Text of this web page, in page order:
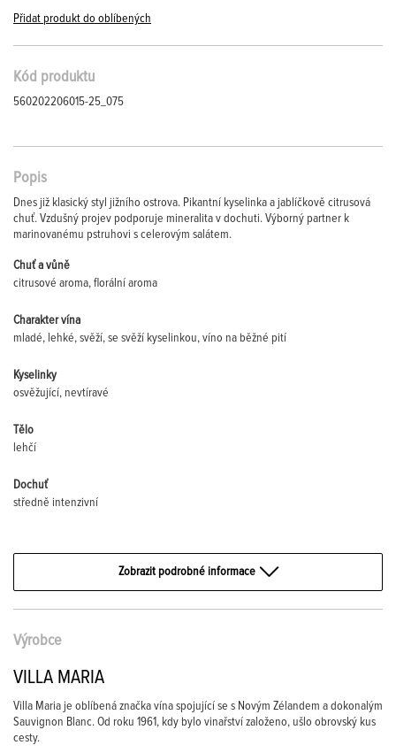
Přidat produkt do oblíbených
Kód produktu
560202206015-25_075
Popis
Dnes již klasický styl jižního ostrova. Pikantní kyselinka a jablíčkově citrusová
chuť. Vzdušný projev podporuje mineralita v dochuti. Výborný partner k
marinovanému pstruhovi s celerovým salátem.
Chuť a vůně
citrusové aroma, florální aroma
Charakter vína
mladé, lehké, svěží, se svěží kyselinkou, víno na běžné pití
Kyselinky
osvěžující, nevtíravé
Tělo
lehčí
Dochuť
středně intenzivní
Zobrazit podrobné informace
Výrobce
VILLA MARIA
Villa Maria je oblíbená značka vína spojující se s Novým Zélandem a dokonalým
Sauvignon Blanc. Od roku 1961, kdy bylo vinařství založeno, ušlo obrovský kus
cesty.